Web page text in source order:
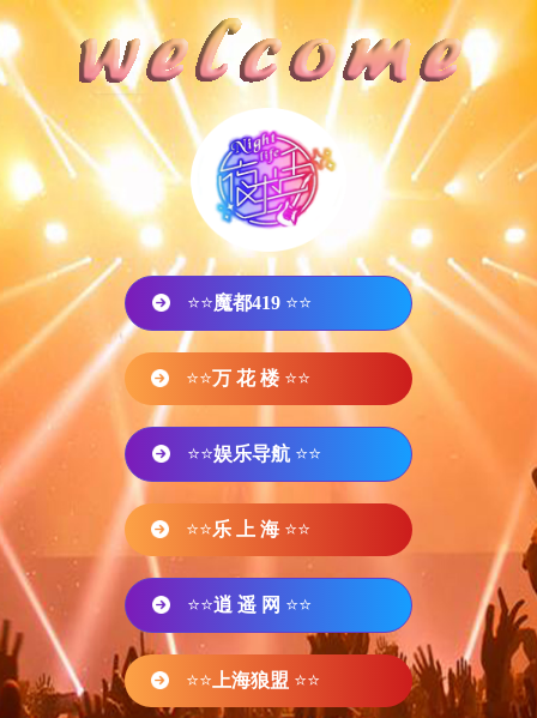
⭐⭐魔都419 ⭐⭐
⭐⭐万 花 楼 ⭐⭐
⭐⭐娱乐导航 ⭐⭐
⭐⭐乐 上 海 ⭐⭐
⭐⭐逍 遥 网 ⭐⭐
⭐⭐ 上海狼盟 ⭐⭐